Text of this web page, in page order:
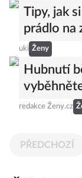
Tipy, jak
prádlo na
uki Ženy
Hubnutí
redakce Ženy.cz
PŘEDCHOZÍ